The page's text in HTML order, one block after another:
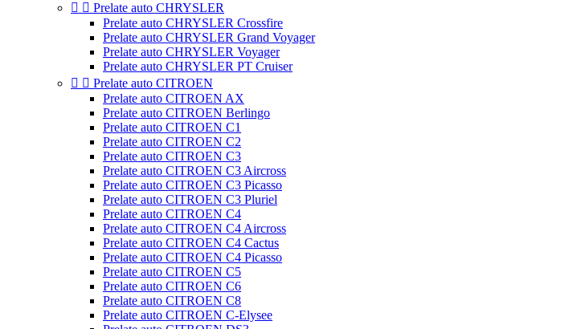
  Prelate auto CHRYSLER
Prelate auto CHRYSLER Crossfire
Prelate auto CHRYSLER Grand Voyager
Prelate auto CHRYSLER Voyager
Prelate auto CHRYSLER PT Cruiser
  Prelate auto CITROEN
Prelate auto CITROEN AX
Prelate auto CITROEN Berlingo
Prelate auto CITROEN C1
Prelate auto CITROEN C2
Prelate auto CITROEN C3
Prelate auto CITROEN C3 Aircross
Prelate auto CITROEN C3 Picasso
Prelate auto CITROEN C3 Pluriel
Prelate auto CITROEN C4
Prelate auto CITROEN C4 Aircross
Prelate auto CITROEN C4 Cactus
Prelate auto CITROEN C4 Picasso
Prelate auto CITROEN C5
Prelate auto CITROEN C6
Prelate auto CITROEN C8
Prelate auto CITROEN C-Elysee